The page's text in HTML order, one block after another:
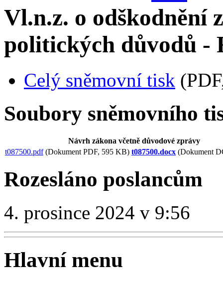
Vl.n.z. o odškodnění
politických důvodů -
Celý sněmovní tisk
Soubory sněmovního
Návrh zákona včetně důvodové zprávy
t087500.pdf(Dokument PDF, 595 KB) t087500.docx (Dokument
Rozesláno poslancům
4. prosince 2024 v 9:56
Hlavní menu